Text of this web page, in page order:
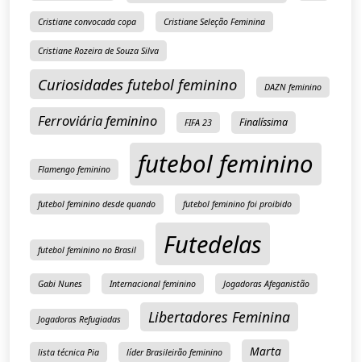
Cristiane convocada copa Cristiane Seleção Feminina
Cristiane Rozeira de Souza Silva
Curiosidades futebol feminino DAZN feminino
Ferroviária feminino FIFA 23 Finalíssima
Flamengo feminino futebol feminino
futebol feminino desde quando futebol feminino foi proibido
futebol feminino no Brasil Futedelas
Gabi Nunes Internacional feminino Jogadoras Afeganistão
Jogadoras Refugiadas Libertadores Feminina
lista técnica Pia líder Brasileirão feminino Marta